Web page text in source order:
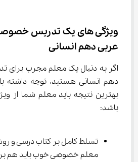
ویژگی های یک تدریس
عربی دهم انسانی
اگر به دنبال یک معلم مجرب
دهم انسانی هستید، توجه داشته
باشد:
معلم خصوصی خوب باید هم